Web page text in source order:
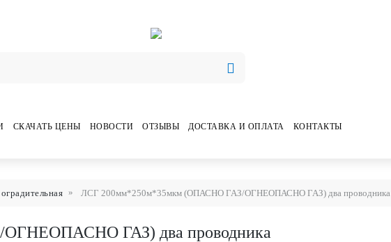
СКАЧАТЬ ЦЕНЫ НОВОСТИ ОТЗЫВЫ ДОСТАВКА И ОПЛАТА КОНТАКТЫ
ЛСГ 200мм*250м*35мкм (ОПАСНО ГАЗ/ОГНЕОПАСНО ГАЗ) два проводника
ГАЗ) два проводника